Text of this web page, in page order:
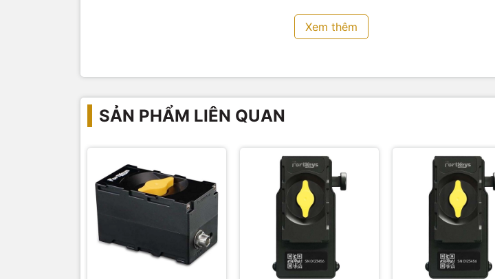
Xem thêm
SẢN PHẨM LIÊN QUAN